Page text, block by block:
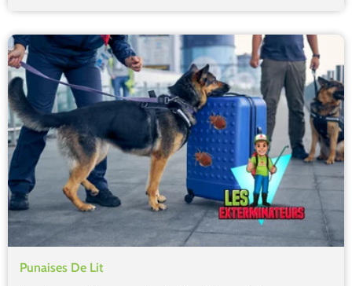
Punaises De Lit